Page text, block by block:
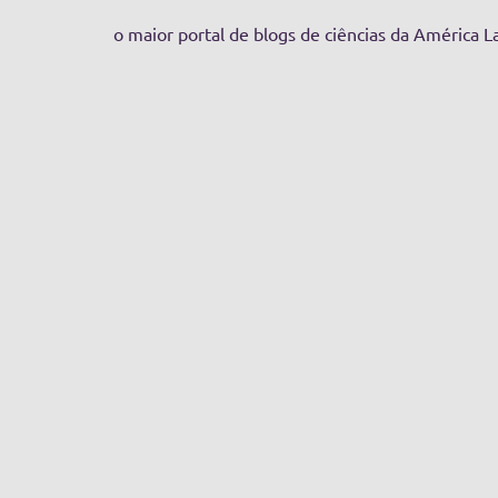
o maior portal de blogs de ciências da América